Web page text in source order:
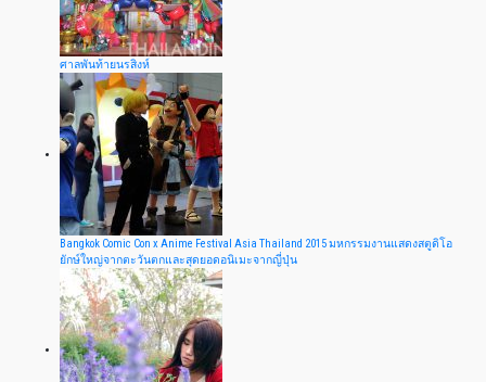
ศาลพันท้ายนรสิงห์
Bangkok Comic Con x Anime Festival Asia Thailand 2015 มหกรรมงานแสดงสตูดิโอ
ยักษ์ใหญ่จากตะวันตกและสุดยอดอนิเมะจากญี่ปุ่น